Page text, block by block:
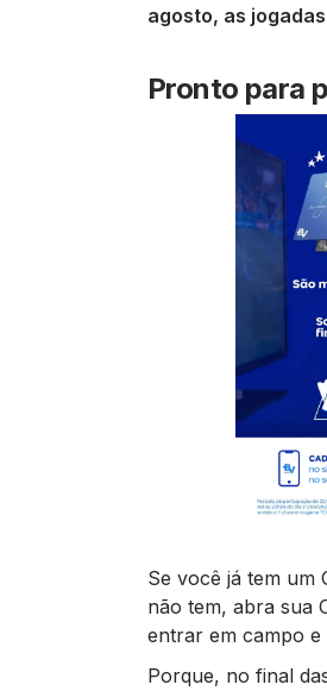
agosto, as
Pronto para
Se você já tem um
não tem, abra sua
entrar em campo e
Porque, no final